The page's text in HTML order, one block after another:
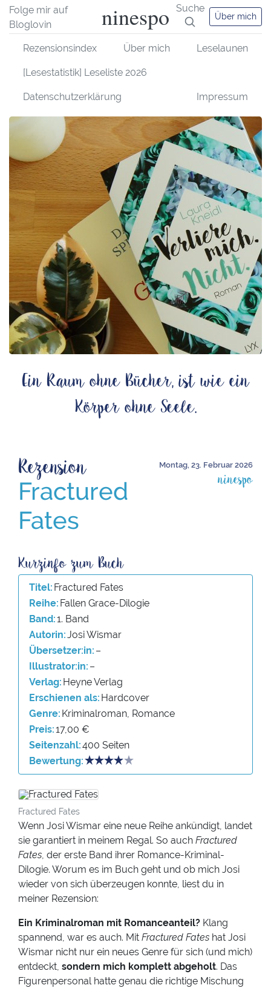
Folge mir auf
Bloglovin
ninespo Suche
Über mich
Rezensionsindex Über mich Leselaunen
[Lesestatistik] Leseliste 2026
Datenschutzerklärung Impressum
Ein Raum ohne Bücher, ist wie ein
Körper ohne Seele.
Montag, 23. Februar 2026
ninespo
Rezension
Fractured
Fates
Titel Fractured Fates
Reihe Fallen Grace-Dilogie
Band 1. Band
Autorin Josi Wismar
Übersetzer:in –
Illustrator:in –
Verlag Heyne Verlag
Erschienen als Hardcover
Genre Kriminalroman, Romance
Preis 17,00 €
Seitenzahl 400 Seiten
Bewertung
Fractured Fates
Wenn Josi Wismar eine neue Reihe ankündigt, landet
sie garantiert in meinem Regal. So auch Fractured
Fates, der erste Band ihrer Romance-Kriminal-
Dilogie. Worum es im Buch geht und ob mich Josi
wieder von sich überzeugen konnte, liest du in
meiner Rezension:
Ein Kriminalroman mit Romanceanteil? Klang
spannend, war es auch. Mit Fractured Fates hat Josi
Wismar nicht nur ein neues Genre für sich (und mich)
entdeckt, sondern mich komplett abgeholt. Das
Figurenpersonal hatte genau die richtige Mischung